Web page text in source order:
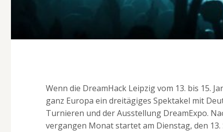
Wenn die DreamHack Leipzig vom 13. bis 15.
ganz Europa ein dreitägiges Spektakel mit
Turnieren und der Ausstellung DreamExpo.
vergangen Monat startet am Dienstag, den